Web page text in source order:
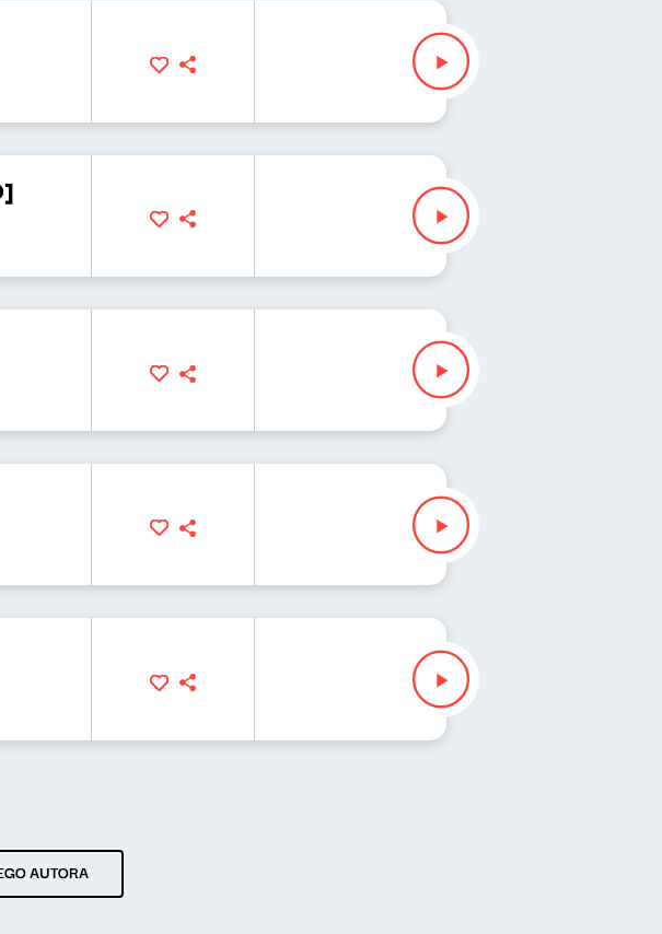
Maria Zamachowska, Adam Stasiak, Piotr Topoliński, Jakub Jędras, Anna Rokicińska, Helena
Marcelina Słomian, Barbara Gregorczyk, Wojciech Malajkat, Adrianna Calińska-Czaniecka, Piotr
AUTORA